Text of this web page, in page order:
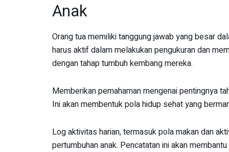
Anak
Orang tua memiliki tanggung jawab yang besar
harus aktif dalam melakukan pengukuran dan
dengan tahap tumbuh kembang mereka.
Memberikan pemahaman mengenai pentingnya
Ini akan membentuk pola hidup sehat yang
Log aktivitas harian, termasuk pola makan dan
pertumbuhan anak. Pencatatan ini akan